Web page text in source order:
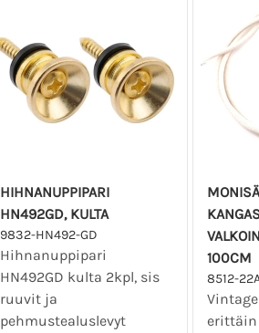
HIHNANUPPIPARI
HN492GD, KULTA
9832-HN492-GD
Hihnanuppipari
HN492GD kulta 2kpl, sis
ruuvit ja
pehmustealuslevyt
100CM
8512-
erittäin